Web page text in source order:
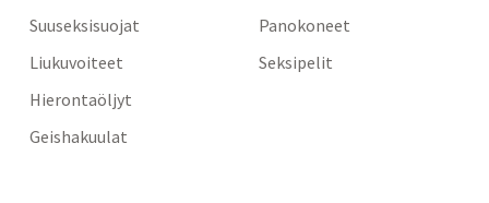
Suuseksisuojat
Liukuvoiteet
Hierontaöljyt
Geishakuulat
Panokoneet
Seksipelit